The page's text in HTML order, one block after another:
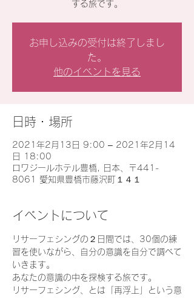
する旅です。
お申し込みの受付は終了しまし
た。
他のイベントを見る
日時・場所
2021年2月13日 9:00 – 2021年2月14
日 18:00
ロワジールホテル豊橋, 日本、〒441-
8061 愛知県豊橋市藤沢町１４１
イベントについて
リサーフェシングの２日間では、30個の練
習を使いながら、自分の意識を自分で調べて
いきます。
あなたの意識の中を探検する旅です。
リサーフェシング、とは「再浮上」という意